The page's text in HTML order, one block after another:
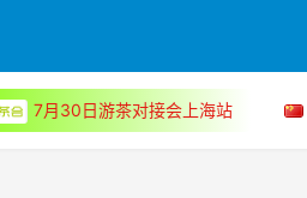
7月30日游茶对接会上海站